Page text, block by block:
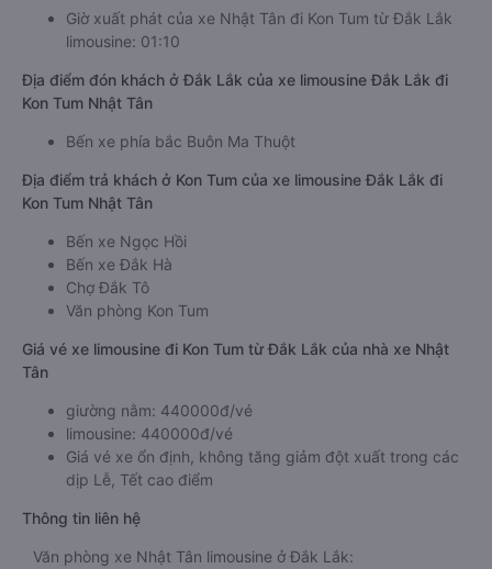
Giờ xuất phát của xe Nhật Tân đi Kon Tum từ Đắk Lắk
limousine: 01:10
Địa điểm đón khách ở Đắk Lắk của xe limousine Đắk Lắk đi
Kon Tum Nhật Tân
Bến xe phía bắc Buôn Ma Thuột
Địa điểm trả khách ở Kon Tum của xe limousine Đắk Lắk đi
Kon Tum Nhật Tân
Bến xe Ngọc Hồi
Bến xe Đắk Hà
Chợ Đắk Tô
Văn phòng Kon Tum
Giá vé xe limousine đi Kon Tum từ Đắk Lắk của nhà xe Nhật
Tân
giường nằm: 440000đ/vé
limousine: 440000đ/vé
Giá vé xe ổn định, không tăng giảm đột xuất trong các
dịp Lễ, Tết cao điểm
Thông tin liên hệ
Văn phòng xe Nhật Tân limousine ở Đắk Lắk: